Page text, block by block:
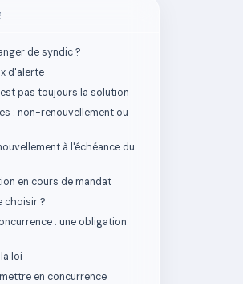
de syndic ?
d'alerte
pas toujours la solution
: non-renouvellement ou
à l'échéance du
en cours de mandat
choisir ?
: une obligation
loi
en concurrence